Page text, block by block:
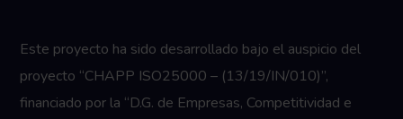
Este proyecto ha sido desarrollado bajo el auspicio del
proyecto “CHAPP ISO25000 – (13/19/IN/010)”,
financiado por la “D.G. de Empresas, Competitividad e